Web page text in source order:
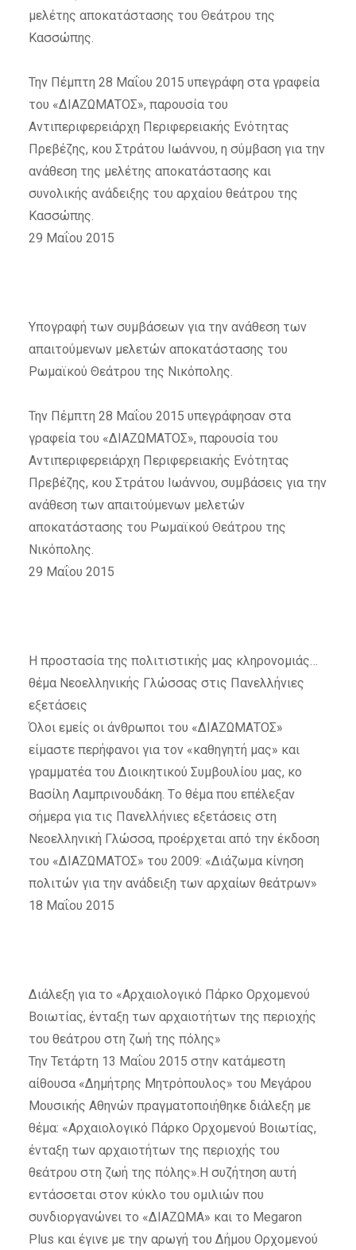
μελέτης αποκατάστασης του Θεάτρου της
Κασσώπης.
Την Πέμπτη 28 Μαΐου 2015 υπεγράφη στα γραφεία
του «ΔΙΑΖΩΜΑΤΟΣ», παρουσία του
Αντιπεριφερειάρχη Περιφερειακής Ενότητας
Πρεβέζης, κου Στράτου Ιωάννου, η σύμβαση για την
ανάθεση της μελέτης αποκατάστασης και
συνολικής ανάδειξης του αρχαίου θεάτρου της
Κασσώπης.
29 Μαΐου 2015
Υπογραφή των συμβάσεων για την ανάθεση των
απαιτούμενων μελετών αποκατάστασης του
Ρωμαϊκού Θεάτρου της Νικόπολης.
Την Πέμπτη 28 Μαΐου 2015 υπεγράφησαν στα
γραφεία του «ΔΙΑΖΩΜΑΤΟΣ», παρουσία του
Αντιπεριφερειάρχη Περιφερειακής Ενότητας
Πρεβέζης, κου Στράτου Ιωάννου, συμβάσεις για την
ανάθεση των απαιτούμενων μελετών
αποκατάστασης του Ρωμαϊκού Θεάτρου της
Νικόπολης.
29 Μαΐου 2015
Η προστασία της πολιτιστικής μας κληρονομιάς…
θέμα Νεοελληνικής Γλώσσας στις Πανελλήνιες
εξετάσεις
Όλοι εμείς οι άνθρωποι του «ΔΙΑΖΩΜΑΤΟΣ»
είμαστε περήφανοι για τον «καθηγητή μας» και
γραμματέα του Διοικητικού Συμβουλίου μας, κο
Βασίλη Λαμπρινουδάκη. Tο θέμα που επέλεξαν
σήμερα για τις Πανελλήνιες εξετάσεις στη
Νεοελληνική Γλώσσα, προέρχεται από την έκδοση
του «ΔΙΑΖΩΜΑΤΟΣ» του 2009: «Διάζωμα κίνηση
πολιτών για την ανάδειξη των αρχαίων θεάτρων»
18 Μαΐου 2015
Διάλεξη για το «Αρχαιολογικό Πάρκο Ορχομενού
Βοιωτίας, ένταξη των αρχαιοτήτων της περιοχής
του θεάτρου στη ζωή της πόλης»
Την Τετάρτη 13 Μαΐου 2015 στην κατάμεστη
αίθουσα «Δημήτρης Μητρόπουλος» του Μεγάρου
Μουσικής Αθηνών πραγματοποιήθηκε διάλεξη με
θέμα: «Αρχαιολογικό Πάρκο Ορχομενού Βοιωτίας,
ένταξη των αρχαιοτήτων της περιοχής του
θεάτρου στη ζωή της πόλης».Η συζήτηση αυτή
εντάσσεται στον κύκλο του ομιλιών που
συνδιοργανώνει το «ΔΙΑΖΩΜΑ» και το Megaron
Plus και έγινε με την αρωγή του Δήμου Ορχομενού